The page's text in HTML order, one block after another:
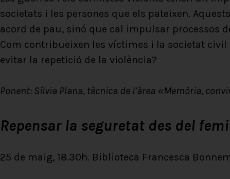
societats i les persones que els pateixen.
acord de pau, sinó que cal impulsar processos
Com contribueixen les víctimes i la societat
evitar la repetició de la violència?
Ponent: Sílvia Plana, tècnica de l’àrea «Memòria,
Repensar la seguretat des del
25 de maig, 18.30h. Biblioteca Francesca